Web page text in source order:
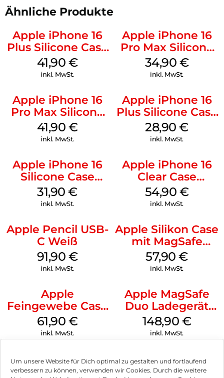
Um unsere Website für Dich optimal zu gestalten und fortlaufend
verbessern zu können, verwenden wir Cookies. Durch die weitere
Ähnliche Produkte
Apple iPhone 16
Plus Silicone Case
MagSafe Stone
Gray
41,90 €
inkl. MwSt.
Apple iPhone 16
Pro Max Silicone
Case MagSafe
Denim
34,90 €
inkl. MwSt.
Apple iPhone 16
Pro Max Silicone
Case MagSafe
Ultramarine
41,90 €
inkl. MwSt.
Apple iPhone 16
Plus Silicone Case
MagSafe Black
28,90€
inkl. MwSt.
Apple iPhone 16
Silicone Case
MagSafe Fuchsia
31,90€
inkl. MwSt.
Apple iPhone 16
Clear Case
MagSafe
Transparent
54,90 €
inkl. MwSt.
Apple Pencil USB-
C Weiß
91,90 €
inkl. MwSt.
Apple Silikon Case
mit MagSafe
iPhone 14 Pro
(PRODUCT)RED
57,90€
inkl. MwSt.
Apple
Feingewebe Case
iPhone 15 Pro
MagSafe Schwarz
61,90 €
inkl. MwSt.
Apple MagSafe
Duo Ladegerät
Weiß
148,90 €
inkl. MwSt.